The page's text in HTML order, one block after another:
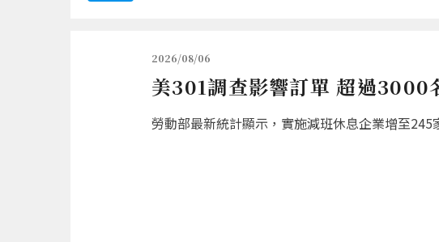
2026/08/06
美301調查影響訂單 超過3000
勞動部最新統計顯示，實施減班休息企業增至